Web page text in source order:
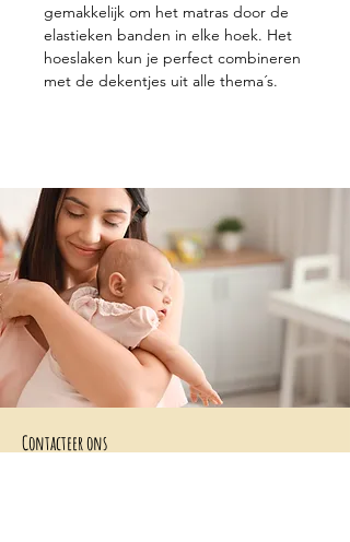
gemakkelijk om het matras door de
elastieken banden in elke hoek. Het
hoeslaken kun je perfect combineren
met de dekentjes uit alle thema´s.
Contacteer ons